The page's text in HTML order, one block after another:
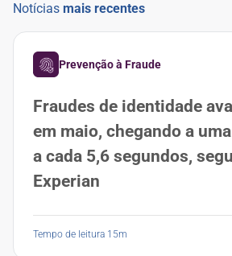
Notícias mais recentes
Prevenção à Fraude
Fraudes de identidade
em maio, chegando a
a cada 5,6 segundos,
Experian
Tempo de leitura 15m